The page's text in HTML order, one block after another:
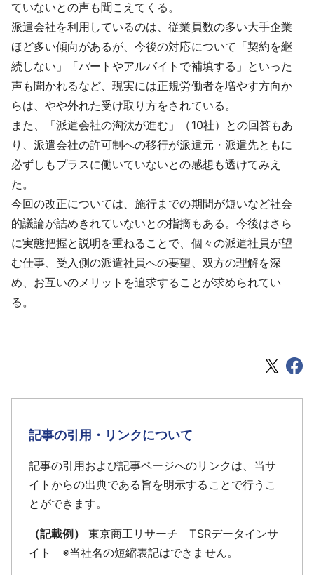
ていないとの声も聞こえてくる。
派遣会社を利用しているのは、従業員数の多い大手企業
ほど多い傾向があるが、今後の対応について「契約を継
続しない」「パートやアルバイトで補填する」といった
声も聞かれるなど、現実には正規労働者を増やす方向か
らは、やや外れた受け取り方をされている。
また、「派遣会社の淘汰が進む」（10社）との回答もあ
り、派遣会社の許可制への移行が派遣元・派遣先ともに
必ずしもプラスに働いていないとの感想も透けてみえ
た。
今回の改正については、施行までの期間が短いなど社会
的議論が詰めきれていないとの指摘もある。今後はさら
に実態把握と説明を重ねることで、個々の派遣社員が望
む仕事、受入側の派遣社員への要望、双方の理解を深
め、お互いのメリットを追求することが求められてい
る。
記事の引用・リンクについて
記事の引用および記事ページへのリンクは、当サ
イトからの出典である旨を明示することで行うこ
とができます。
（記載例）
東京商工リサーチ TSRデータインサ
イト ※当社名の短縮表記はできません。